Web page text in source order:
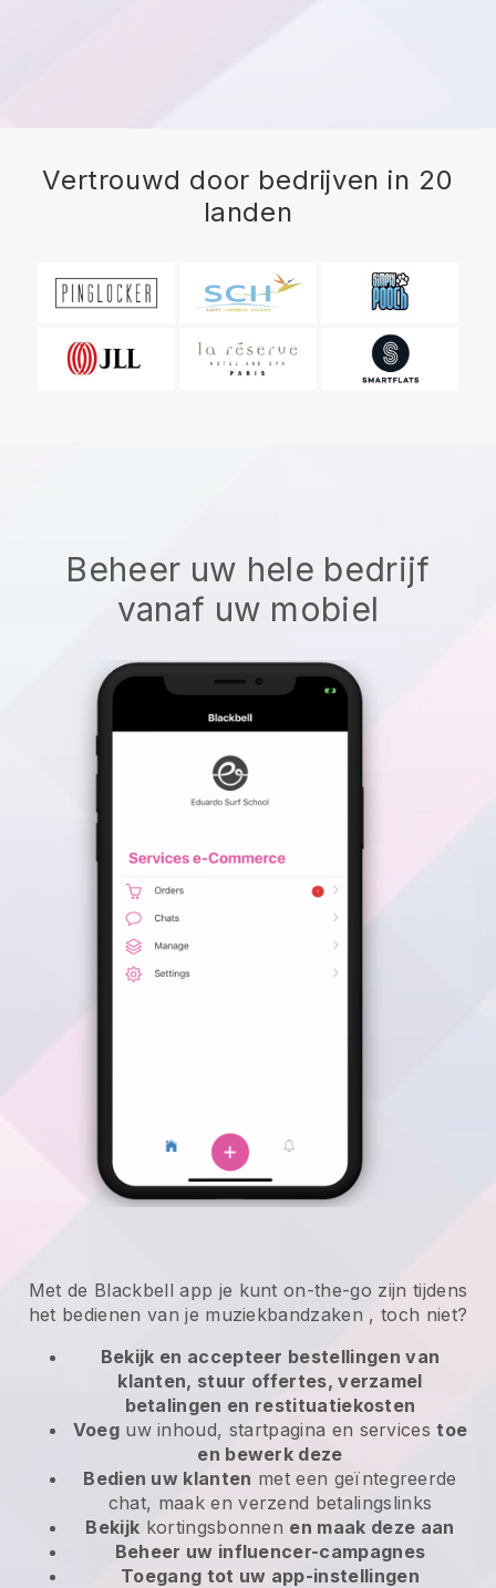
Vertrouwd door bedrijven in 20
landen
Beheer uw hele bedrijf
vanaf uw mobiel
Met de Blackbell app je kunt on-the-go zijn tijdens
het bedienen van je muziekbandzaken , toch niet?
Bekijk en accepteer bestellingen van
klanten, stuur offertes, verzamel
betalingen en restituatiekosten
Voeguw inhoud, startpagina en servicestoe
en bewerk deze
Bedien uw klanten met een geïntegreerde
chat, maak en verzend betalingslinks
Bekijk kortingsbonnen en maak deze aan
Beheer uw influencer-campagnes
Toegang tot uw app-instellingen